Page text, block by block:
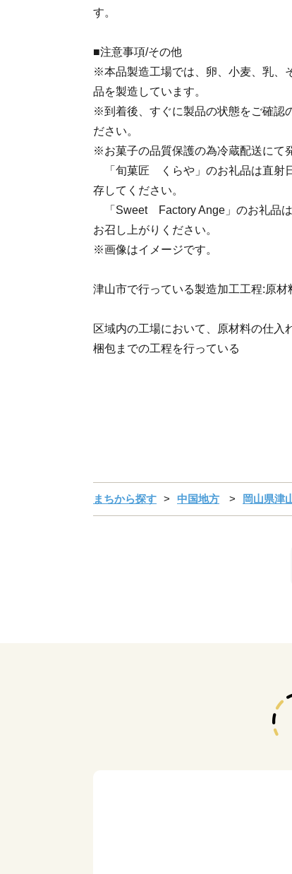
す。
■注意事項/その他
※本品製造工場では、卵、小麦、乳、
品を製造しています。
※到着後、すぐに製品の状態をご確認
ださい。
※お菓子の品質保護の為冷蔵配送にて
「旬菓匠 くらや」のお礼品は直射
存してください。
「Sweet Factory Ange」のお礼品は
お召し上がりください。
※画像はイメージです。
津山市で行っている製造加工工程:原
区域内の工場において、原材料の仕入
梱包までの工程を行っている
まちから探す 中国地方 岡山県津